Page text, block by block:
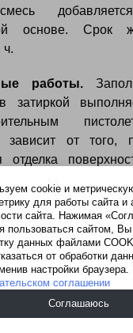
основе. Срок
ч.
работы.
затиркой
зависит от того,
отделка
и
шва.Если
то нужно
или выпуклый
резинового
используется
cookie и
для работы сайта и
сайта. Нажимая
пользоваться сайтом,
данных файлами
от обработки
настройки
соглашении
Соглашаюсь